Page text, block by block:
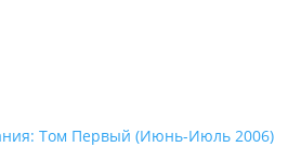
Том Первый (Июнь-Июль 2006)